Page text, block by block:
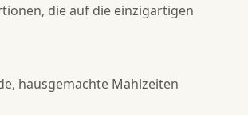
die auf die einzigartigen
hausgemachte Mahlzeiten